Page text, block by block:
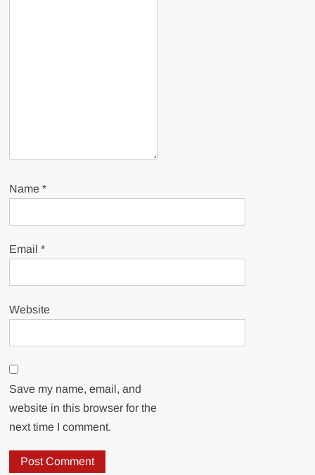
Name*
Email*
Website
Save my name, email, and
website in this browser for the
next time I comment.